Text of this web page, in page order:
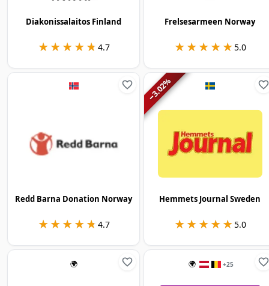
Diakonissalaitos Finland
★★★★★
★★★★★ 4.7
Frelsesarmeen Norway
★★★★★
★★★★★5.0
Redd Barna Donation Norway
★★★★★
★★★★★ 4.7
−
3.02
%
Hemmets Journal Sweden
★★★★★
★★★★★5.0
🌍 🌍 +25